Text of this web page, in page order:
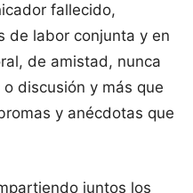
fallecido,
de labor conjunta y en
de amistad, nunca
discusión y más que
y anécdotas que
juntos los